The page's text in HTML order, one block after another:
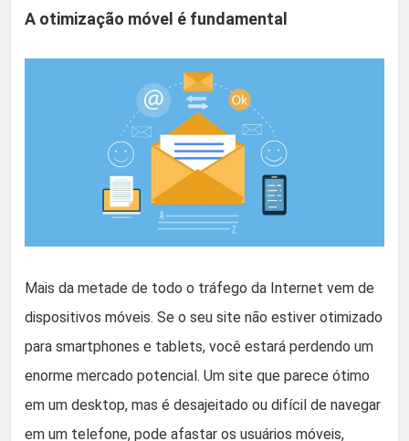
A otimização móvel é fundamental
Mais da metade de todo o tráfego da Internet vem de
dispositivos móveis. Se o seu site não estiver otimizado
para smartphones e tablets, você estará perdendo um
enorme mercado potencial. Um site que parece ótimo
em um desktop, mas é desajeitado ou difícil de navegar
em um telefone, pode afastar os usuários móveis,